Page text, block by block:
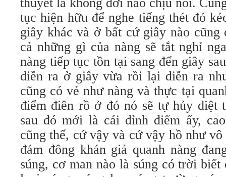
tục hiện hữu để nghe tiếng thét đó
giây khác và ở bất cứ giây nào cũng
cả những gì của nàng sẽ tắt nghỉ
nàng tiếp tục tồn tại sang đến giây
diễn ra ở giây vừa rồi lại diễn ra
cũng có vẻ như nàng và thực tại
điểm điên rồ ở đó nó sẽ tự hủy diệt
sau đó mới là cái đỉnh điểm ấy,
cũng thế, cứ vậy và cứ vậy hồ như
đám đông khán giả quanh nàng
súng, cơ man nào là súng có trời